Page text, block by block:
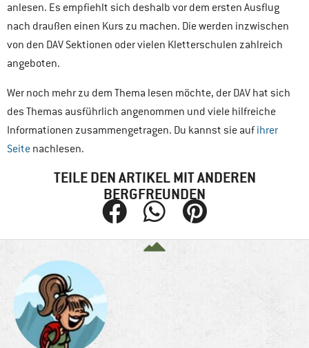
anlesen. Es empfiehlt sich deshalb vor dem ersten Ausflug
nach draußen einen Kurs zu machen. Die werden inzwischen
von den DAV Sektionen oder vielen Kletterschulen zahlreich
angeboten.
Wer noch mehr zu dem Thema lesen möchte, der DAV hat sich
des Themas ausführlich angenommen und viele hilfreiche
Informationen zusammengetragen. Du kannst sie aufihrer
Seite nachlesen.
TEILE DEN ARTIKEL MIT ANDEREN
BERGFREUNDEN